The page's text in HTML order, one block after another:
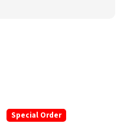
Special Order